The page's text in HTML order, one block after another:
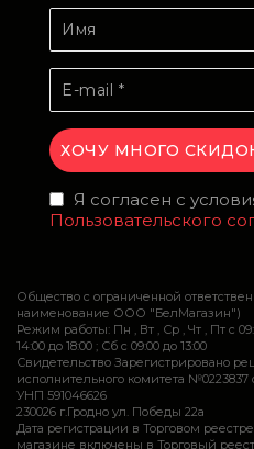
Я согласен с
Пользовательского
Общество с ограниченной
наименование ООО "БелМагазин")
Режим работы: Пн , Вт , Ср , Чт , Пт c
14:00 до 18:00 ; Сб c 09:00 до 13:00
Свидетельство Зарегистрировано
исполнительного комитета №0223837
УНП 591046626
230026 г.Гродно ул. Победы 22а
Дата регистрации в Торговом
магазине включены в Торговый